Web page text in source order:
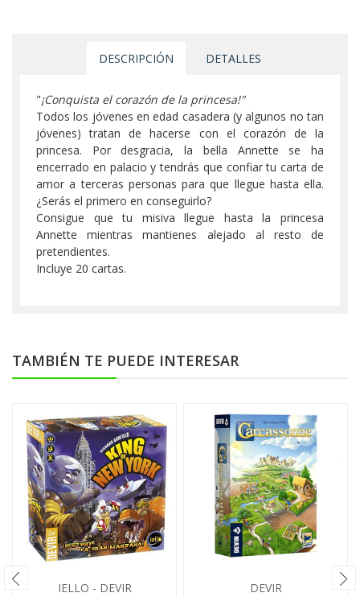
DESCRIPCIÓN DETALLES
"¡Conquista el corazón de la princesa!"
Todos los jóvenes en edad casadera (y algunos no tan
jóvenes) tratan de hacerse con el corazón de la
princesa. Por desgracia, la bella Annette se ha
encerrado en palacio y tendrás que confiar tu carta de
amor a terceras personas para que llegue hasta ella.
¿Serás el primero en conseguirlo?
Consigue que tu misiva llegue hasta la princesa
Annette mientras mantienes alejado al resto de
pretendientes.
Incluye 20 cartas.
TAMBIÉN TE PUEDE INTERESAR
IELLO - DEVIR DEVIR